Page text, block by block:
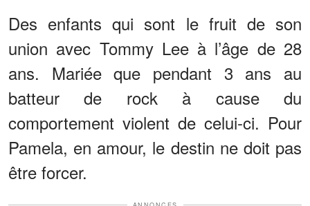
Des enfants qui sont le fruit de son
union avec Tommy Lee à l’âge de 28
ans. Mariée que pendant 3 ans au
batteur de rock à cause du
comportement violent de celui-ci. Pour
Pamela, en amour, le destin ne doit pas
être forcer.